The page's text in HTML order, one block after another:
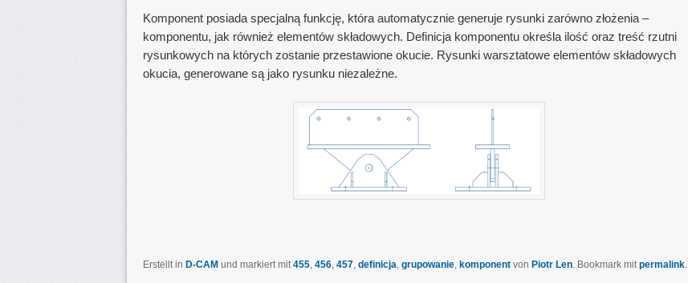
Komponent posiada specjalną funkcję, która automatycznie generuje rysunki zarówno złożenia –
komponentu, jak również elementów składowych. Definicja komponentu określa ilość oraz treść rzutni
rysunkowych na których zostanie przestawione okucie. Rysunki warsztatowe elementów składowych
okucia, generowane są jako rysunku niezależne.
Erstellt in D-CAM und markiert mit455, 456, 457, definicja, grupowanie, komponent von Piotr Len. Bookmark mitpermalink.